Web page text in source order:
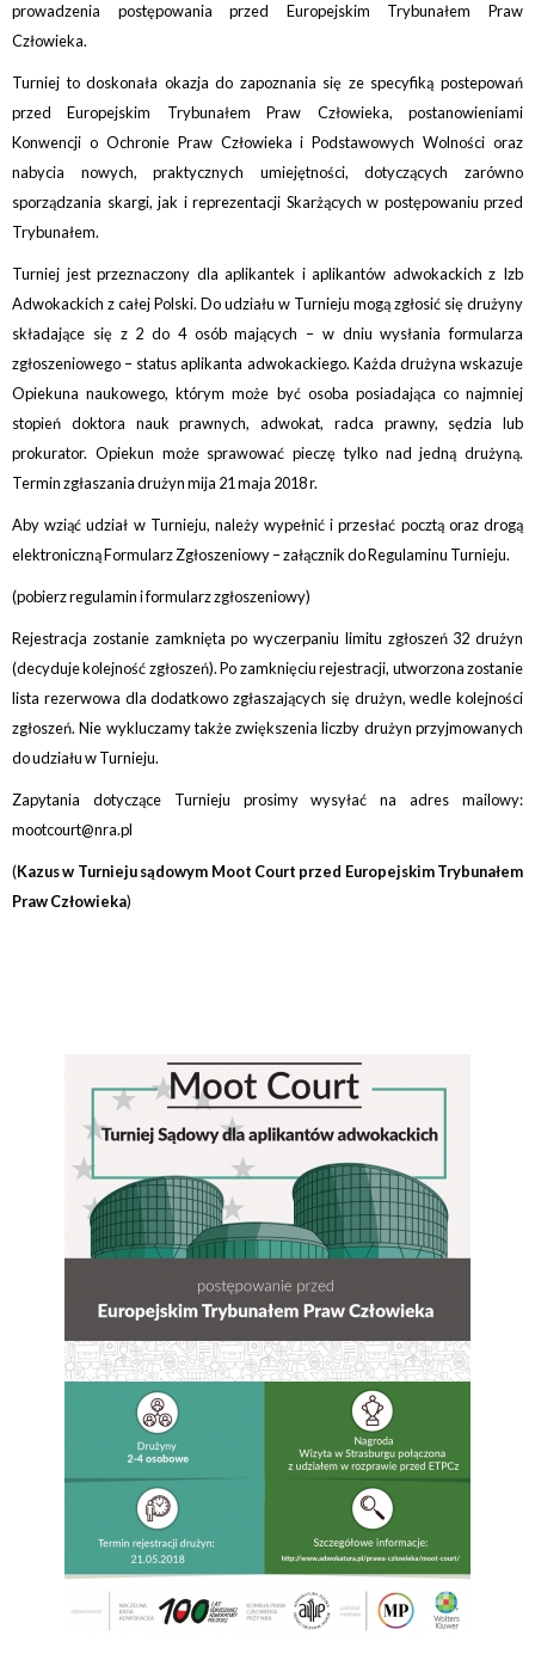
prowadzenia postępowania przed Europejskim Trybunałem Praw
Człowieka.
Turniej to doskonała okazja do zapoznania się ze specyfiką postepowań
przed Europejskim Trybunałem Praw Człowieka, postanowieniami
Konwencji o Ochronie Praw Człowieka i Podstawowych Wolności oraz
nabycia nowych, praktycznych umiejętności, dotyczących zarówno
sporządzania skargi, jak i reprezentacji Skarżących w postępowaniu przed
Trybunałem.
Turniej jest przeznaczony dla aplikantek i aplikantów adwokackich z Izb
Adwokackich z całej Polski. Do udziału w Turnieju mogą zgłosić się drużyny
składające się z 2 do 4 osób mających – w dniu wysłania formularza
zgłoszeniowego – status aplikanta adwokackiego. Każda drużyna wskazuje
Opiekuna naukowego, którym może być osoba posiadająca co najmniej
stopień doktora nauk prawnych, adwokat, radca prawny, sędzia lub
prokurator. Opiekun może sprawować pieczę tylko nad jedną drużyną.
Termin zgłaszania drużyn mija 21 maja 2018 r.
Aby wziąć udział w Turnieju, należy wypełnić i przesłać pocztą oraz drogą
elektroniczną Formularz Zgłoszeniowy – załącznik do Regulaminu Turnieju.
(pobierz regulamin i formularz zgłoszeniowy)
Rejestracja zostanie zamknięta po wyczerpaniu limitu zgłoszeń 32 drużyn
(decyduje kolejność zgłoszeń). Po zamknięciu rejestracji, utworzona zostanie
lista rezerwowa dla dodatkowo zgłaszających się drużyn, wedle kolejności
zgłoszeń. Nie wykluczamy także zwiększenia liczby drużyn przyjmowanych
do udziału w Turnieju.
Zapytania dotyczące Turnieju prosimy wysyłać na adres mailowy:
mootcourt@nra.pl
(Kazus w Turnieju sądowym Moot Court przed Europejskim Trybunałem
Praw Człowieka)